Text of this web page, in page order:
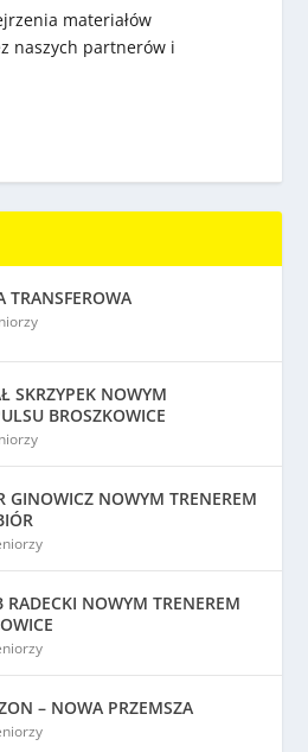
materiałów
naszych partnerów i
TRANSFEROWA
SKRZYPEK NOWYM
BROSZKOWICE
GINOWICZ NOWYM TRENEREM
RADECKI NOWYM TRENEREM
– NOWA PRZEMSZA